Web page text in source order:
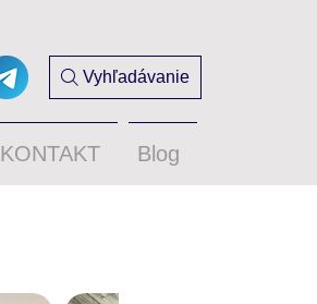
Vyhľadávanie
KONTAKT Blog